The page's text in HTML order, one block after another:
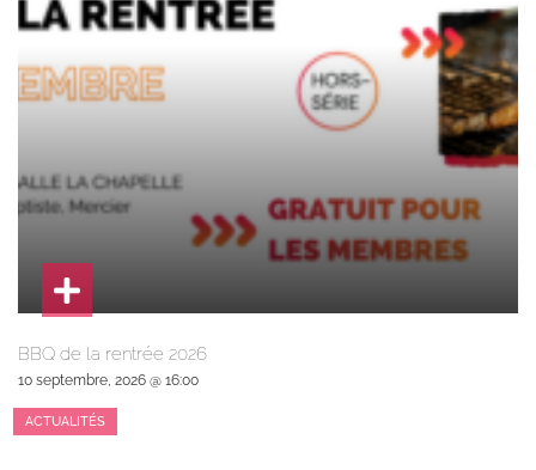
BBQ de la rentrée 2026
10 septembre, 2026 @ 16:00
ACTUALITÉS